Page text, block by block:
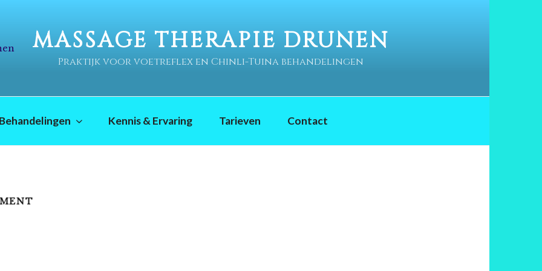
MASSAGE THERAPIE DRUNEN
Praktijk voor voetreflex en Chinli-Tuina behandelingen
Behandelingen Kennis & Ervaring Tarieven Contact